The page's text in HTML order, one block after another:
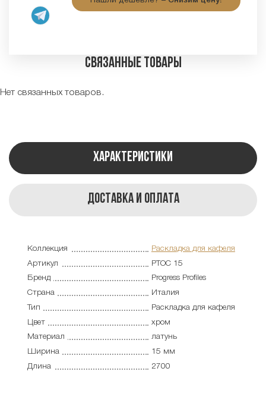
Связанные товары
Нет связанных товаров.
Характеристики
Доставка и оплата
Коллекция
Раскладка для кафеля
Артикул
PTOC 15
Бренд
Progress Profiles
Страна
Италия
Тип
Раскладка для кафеля
Цвет
хром
Материал
латунь
Ширина
15 мм
Длина
2700